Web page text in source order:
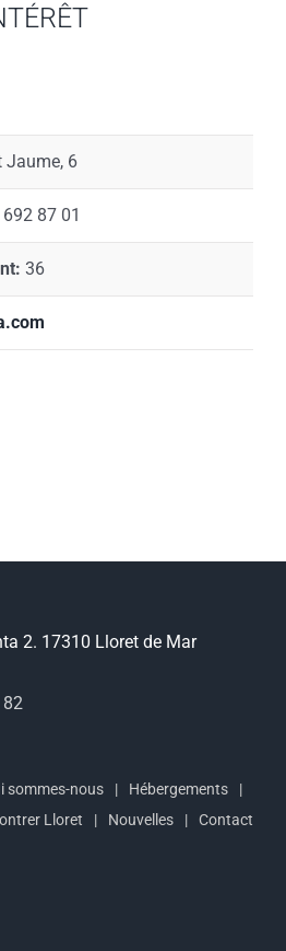
Jaume, 6
87 01
36
2. 17310 Lloret de Mar
82
sommes-nous
Hébergements
Lloret
Nouvelles Contact